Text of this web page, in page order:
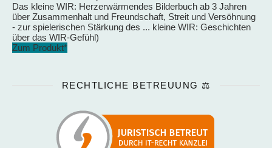
Das kleine WIR: Herzerwärmendes Bilderbuch ab 3 Jahren
über Zusammenhalt und Freundschaft, Streit und Versöhnung
- zur spielerischen Stärkung des ... kleine WIR: Geschichten
über das WIR-Gefühl)
Zum Produkt*
RECHTLICHE BETREUUNG ⚖️